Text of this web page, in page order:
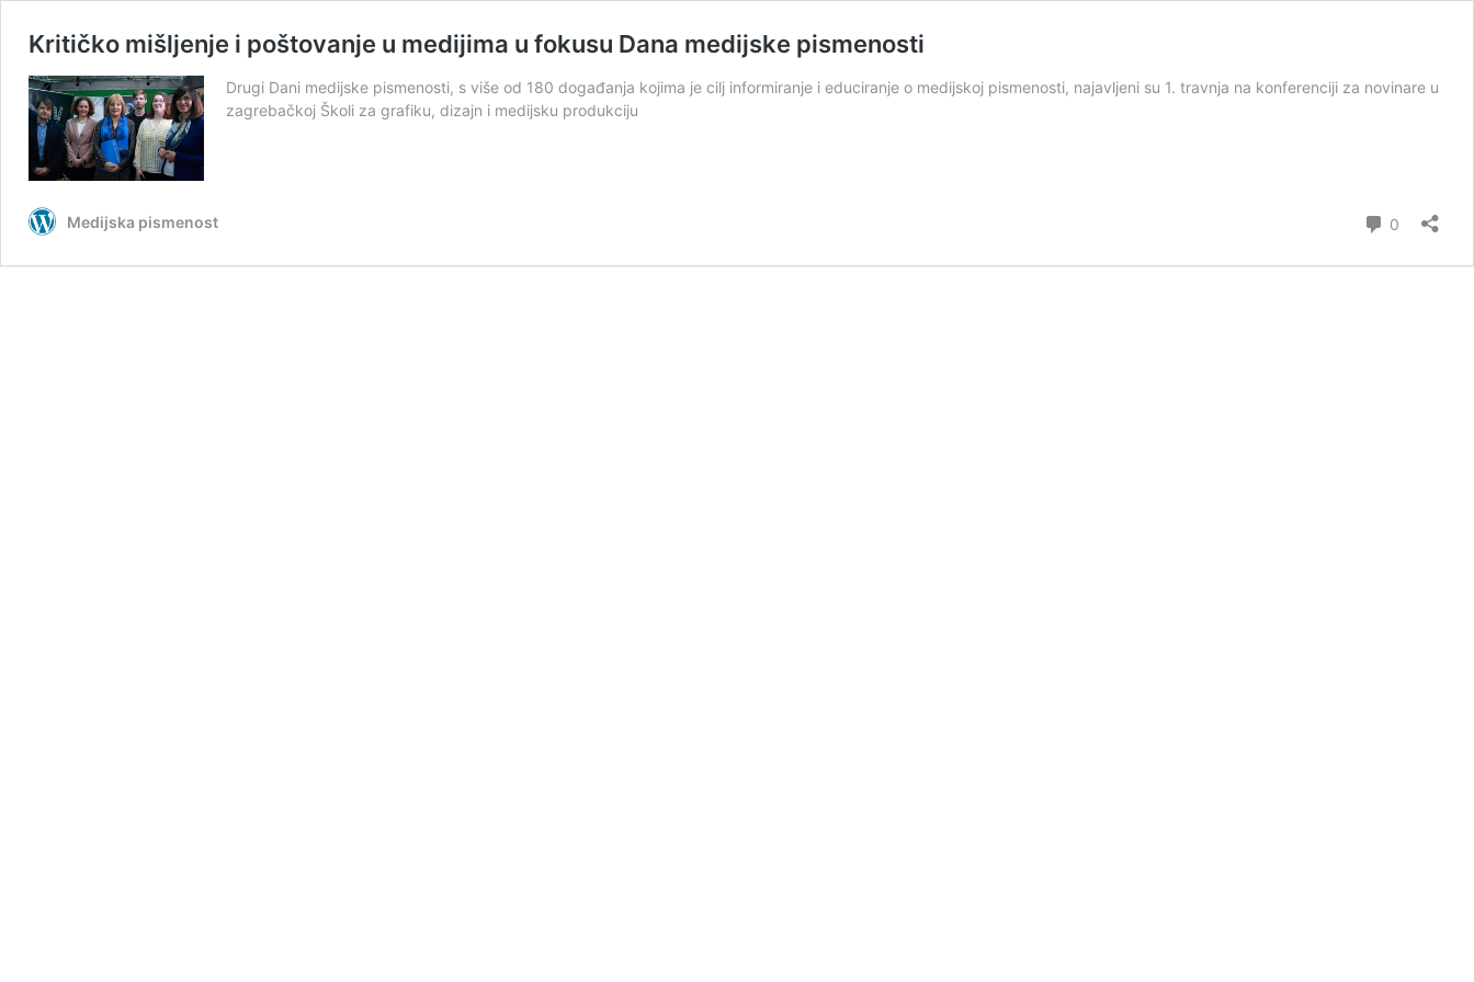
Kritičko mišljenje i poštovanje u medijima u fokusu Dana medijske pismenosti
Drugi Dani medijske pismenosti, s više od 180 događanja kojima je cilj informiranje i educiranje o medijskoj pismenosti, najavljeni su 1. travnja na konferenciji za novinare u
zagrebačkoj Školi za grafiku, dizajn i medijsku produkciju
Medijska pismenost 0 Comments